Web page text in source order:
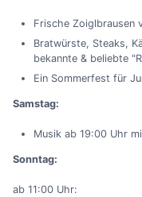
Frische Zoiglbrausen
Bratwürste, Steaks,
bekannte & beliebte
Ein Sommerfest für
Samstag:
Musik ab 19:00 Uhr
Sonntag:
ab 11:00 Uhr: